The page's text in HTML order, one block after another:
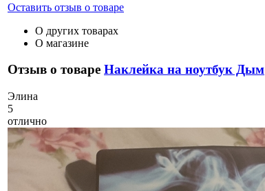
Оставить отзыв о товаре
О других товарах
О магазине
Отзыв о товаре Наклейка на ноутбук Дым
Элина
5
отлично